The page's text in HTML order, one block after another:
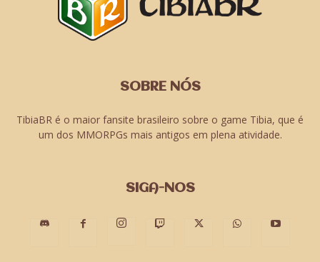
SOBRE NÓS
TibiaBR é o maior fansite brasileiro sobre o game Tibia, que é
um dos MMORPGs mais antigos em plena atividade.
SIGA-NOS